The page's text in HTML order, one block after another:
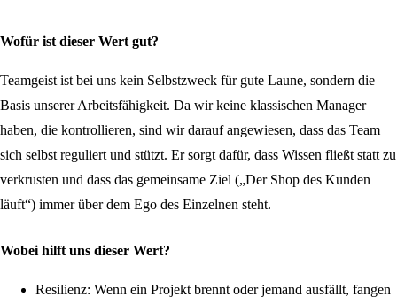
Wofür ist dieser Wert gut?
Teamgeist ist bei uns kein Selbstzweck für gute Laune, sondern die
Basis unserer Arbeitsfähigkeit. Da wir keine klassischen Manager
haben, die kontrollieren, sind wir darauf angewiesen, dass das Team
sich selbst reguliert und stützt. Er sorgt dafür, dass Wissen fließt statt zu
verkrusten und dass das gemeinsame Ziel („Der Shop des Kunden
läuft“) immer über dem Ego des Einzelnen steht.
Wobei hilft uns dieser Wert?
Resilienz: Wenn ein Projekt brennt oder jemand ausfällt, fangen